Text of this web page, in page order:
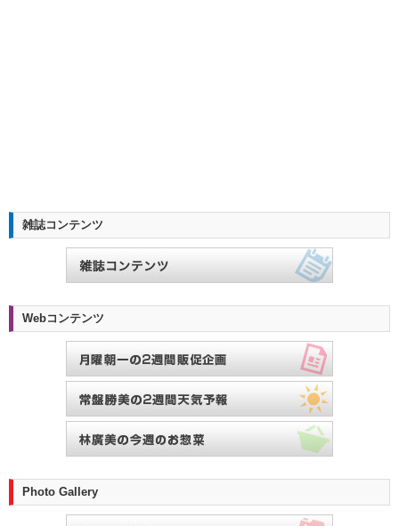
雑誌コンテンツ
Webコンテンツ
Photo Gallery